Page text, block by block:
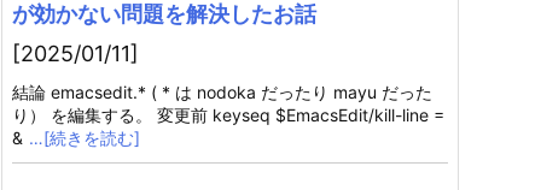
が効かない問題を解決したお話
[2025/01/11]
結論 emacsedit.* ( * は nodoka だったり mayu だった
り） を編集する。 変更前 keyseq $EmacsEdit/kill-line =
& …[続きを読む]